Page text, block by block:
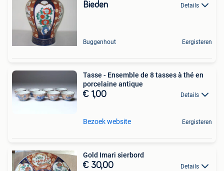
Bieden Details
Buggenhout Eergisteren
Tasse - Ensemble de 8 tasses à thé en
porcelaine antique
€ 1,00 Details
Bezoek website Eergisteren
Gold Imari sierbord
€ 30,00 Details